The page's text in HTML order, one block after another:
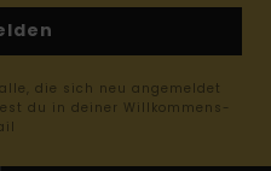
die sich neu angemeldet
du in deiner Willkommens-